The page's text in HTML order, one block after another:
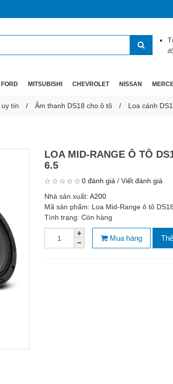
FORD MITSUBISHI CHEVROLET NISSAN
tín Âm thanh DS18 cho ô tô Loa cánh
LOA MID-RANGE Ô TÔ
6.5
0 đánh giá / Viết đánh giá
Nhà sản xuất: A200
Mã sản phẩm: Loa Mid-Range ô tô
Tình trạng: Còn hàng
Mua hàng